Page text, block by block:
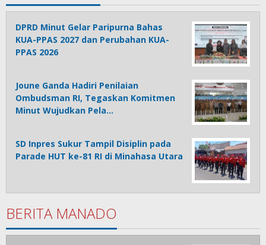
DPRD Minut Gelar Paripurna Bahas
KUA-PPAS 2027 dan Perubahan KUA-
PPAS 2026
Joune Ganda Hadiri Penilaian
Ombudsman RI, Tegaskan Komitmen
Minut Wujudkan Pela…
SD Inpres Sukur Tampil Disiplin pada
Parade HUT ke-81 RI di Minahasa Utara
BERITA MANADO